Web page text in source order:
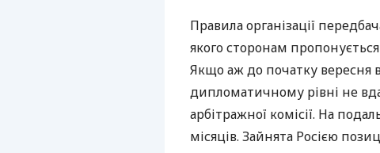
Правила організації
якого сторонам
Якщо аж до початку вересня
дипломатичному рівні не
арбітражної комісії. На
місяців. Зайнята Росією